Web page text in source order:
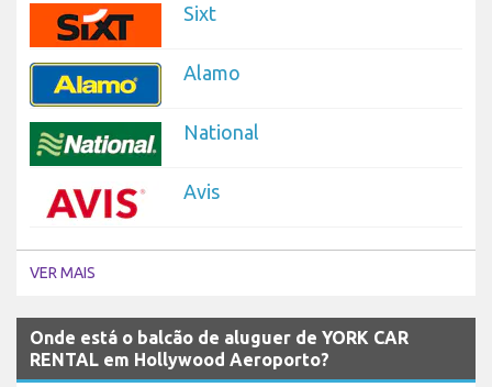
Sixt
Alamo
National
Avis
VER MAIS
Onde está o balcão de aluguer de YORK CAR
RENTAL em Hollywood Aeroporto?